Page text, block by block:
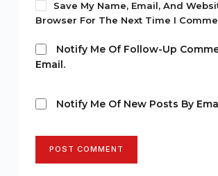
Save My Name, Email, And
Browser For The Next Time I
Notify Me Of Follow-Up
Email.
Notify Me Of New Posts By
POST COMMENT